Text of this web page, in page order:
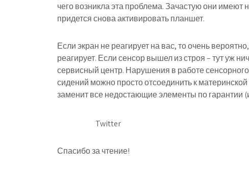
чего возникла эта проблема. Зачастую они
придется снова активировать планшет.
Если экран не реагирует на вас, то очень
реагирует. Если сенсор вышел из строя – тут уж
сервисный центр. Нарушения в работе
сидений можно просто отсоединить к
заменит все недостающие элементы по гарантии
Twitter
Спасибо за чтение!